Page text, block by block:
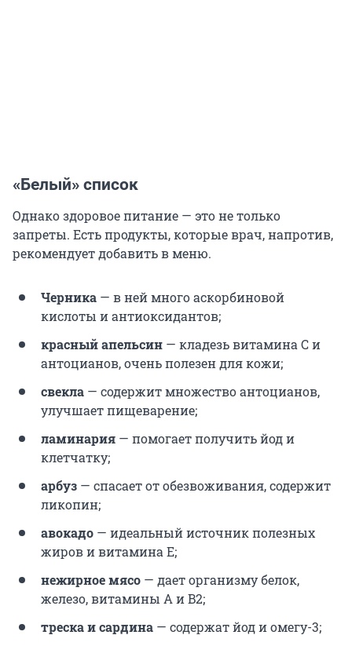
«Белый» список
Однако здоровое питание — это не только
запреты. Есть продукты, которые врач, напротив,
рекомендует добавить в меню.
Черника — в ней много аскорбиновой
кислоты и антиоксидантов;
красный апельсин — кладезь витамина С и
антоцианов, очень полезен для кожи;
свекла — содержит множество антоцианов,
улучшает пищеварение;
ламинария — помогает получить йод и
клетчатку;
арбуз — спасает от обезвоживания, содержит
ликопин;
авокадо — идеальный источник полезных
жиров и витамина Е;
нежирное мясо — дает организму белок,
железо, витамины А и B2;
треска и сардина — содержат йод и омегу-3;